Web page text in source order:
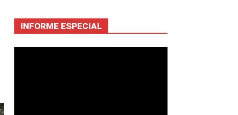
INFORME ESPECIAL